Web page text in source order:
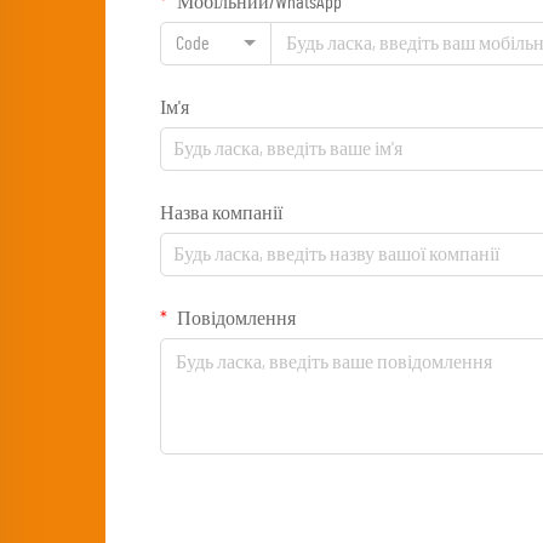
Code
Ім'я
Назва компанії
Повідомлення